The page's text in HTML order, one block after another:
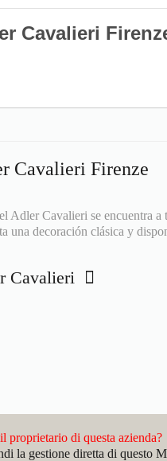
Cavalieri
Cavalieri Firenze
Adler Cavalieri se encuentra a
una decoración clásica y
Cavalieri
proprietario di questa azienda?
la gestione diretta di